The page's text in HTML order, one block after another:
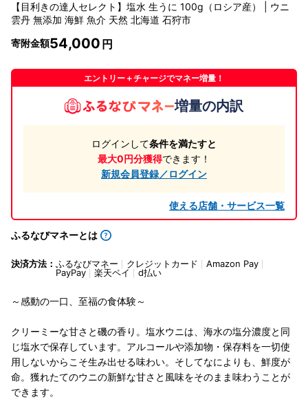
【目利きの達人セレクト】塩水 生うに 100g（ロシア産） | ウニ
雲丹 無添加 海鮮 魚介 天然 北海道 石狩市
寄附金額54,000
エントリー＋チャージでマネー増量！
増量の内訳
ログインして条件を満たすと
最大0円分獲得できます！
新規会員登録／ログイン
使える店舗・サービス一覧
ふるなびマネーとは
決済方法： ふるなびマネー クレジットカード
Amazon Pay
PayPay
楽天ペイ d払い
～感動の一口、至福の食体験～
クリーミーな甘さと磯の香り。塩水ウニは、海水の塩分濃度と同
じ塩水で保存しています。アルコールや添加物・保存料を一切使
用しないからこそ生み出せる味わい。そしてなによりも、鮮度が
命。獲れたてのウニの新鮮な甘さと風味をそのまま味わうことが
できます。